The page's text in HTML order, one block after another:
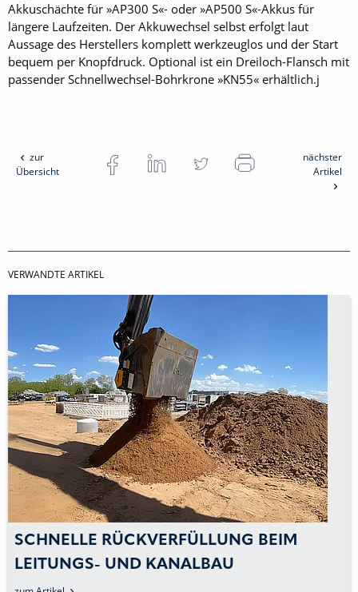
Akkuschächte für »AP300 S«- oder »AP500 S«-Akkus für
längere Laufzeiten. Der Akkuwechsel selbst erfolgt laut
Aussage des Herstellers komplett werkzeuglos und der Start
bequem per Knopfdruck. Optional ist ein Dreiloch-Flansch mit
passender Schnellwechsel-Bohrkrone »KN55« erhältlich.j
zur
Übersicht
nächster
Artikel
VERWANDTE ARTIKEL
SCHNELLE RÜCKVERFÜLLUNG BEIM
LEITUNGS- UND KANALBAU